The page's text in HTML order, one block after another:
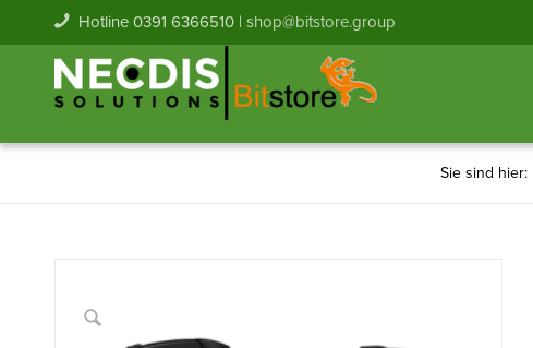
Hotline 0391 6366510 | shop@bitstore.group
Sie sind hier: